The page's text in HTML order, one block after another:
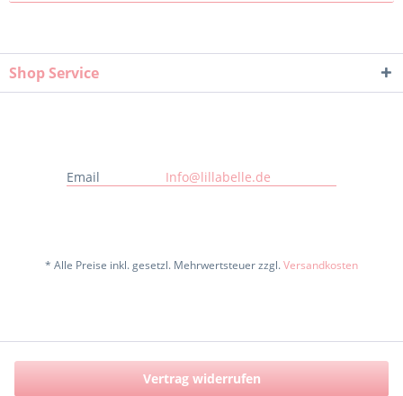
Shop Service
Email Info@lillabelle.de
* Alle Preise inkl. gesetzl. Mehrwertsteuer zzgl.Versandkosten
Vertrag widerrufen